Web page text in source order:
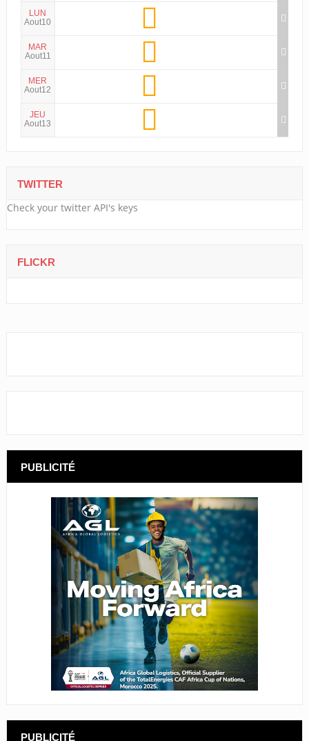
LUN
Aout10
MAR
Aout11
MER
Aout12
JEU
Aout13
TWITTER
Check your twitter API's keys
FLICKR
PUBLICITÉ
PUBLICITÉ